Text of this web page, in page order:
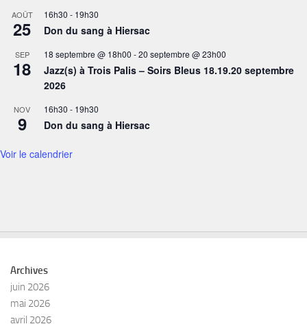
AOÛT
25
16h30 - 19h30
Don du sang à Hiersac
SEP
18
18 septembre @ 18h00 -20 septembre @ 23h00
Jazz(s) à Trois Palis – Soirs Bleus 18.19.20 septembre
2026
NOV
9
16h30 - 19h30
Don du sang à Hiersac
Voir le calendrier
Archives
juin 2026
mai 2026
avril 2026